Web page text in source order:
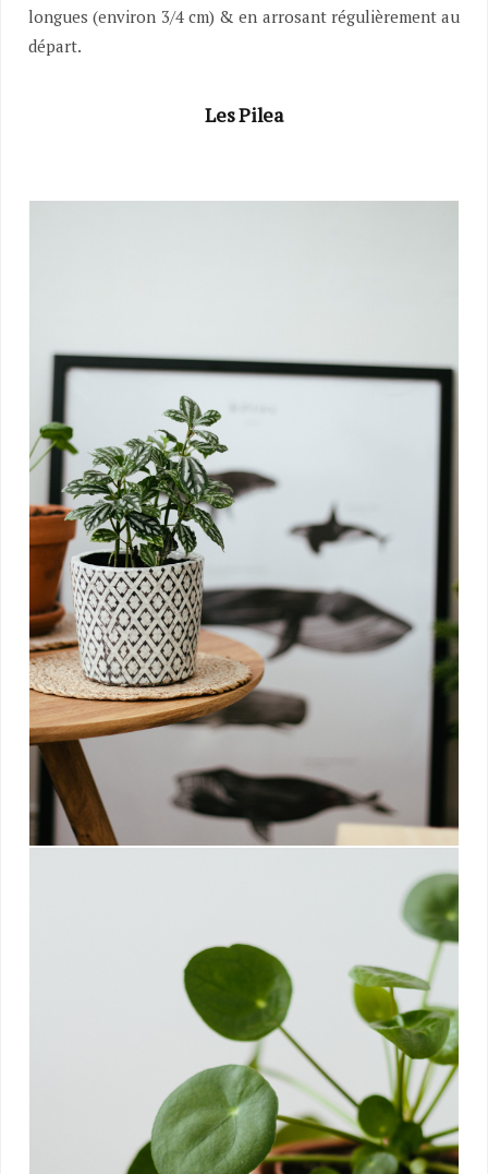
longues (environ 3/4 cm) & en arrosant régulièrement au
départ.
Les Pilea